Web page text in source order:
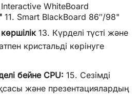
WhiteBoard
11. Smart BlackBoard 86″/98"
13. Күрделі түсті және
кристальді көрінуге
бейне CPU: 15. Сезімді
және презентациялардың